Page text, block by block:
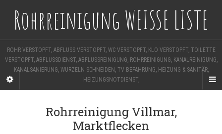
Rohrreinigung WEISSE LISTE
ROHR VERSTOPFT, ABFLUSS VERSTOPFT, WC VERSTOPFT, KLO VERSTOPFT, TOILETTE
VERSTOPFT, ABFLUSSDIENST, ABFLUSSREINIGUNG, ROHRREINIGUNG, KANALREINIGUNG,
KANALSANIERUNG, WURZELN SCHNEIDEN, TV-BEFAHRUNG, HEIZUNG & SANITÄR,
HEIZUNGSNOTDIENST,
Rohrreinigung Villmar,
Marktflecken